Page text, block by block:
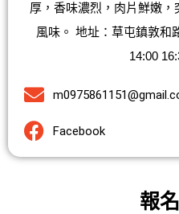
厚，香味濃烈，肉片鮮嫩
風味。 地址：草屯鎮敦和
14:00
Facebook
報